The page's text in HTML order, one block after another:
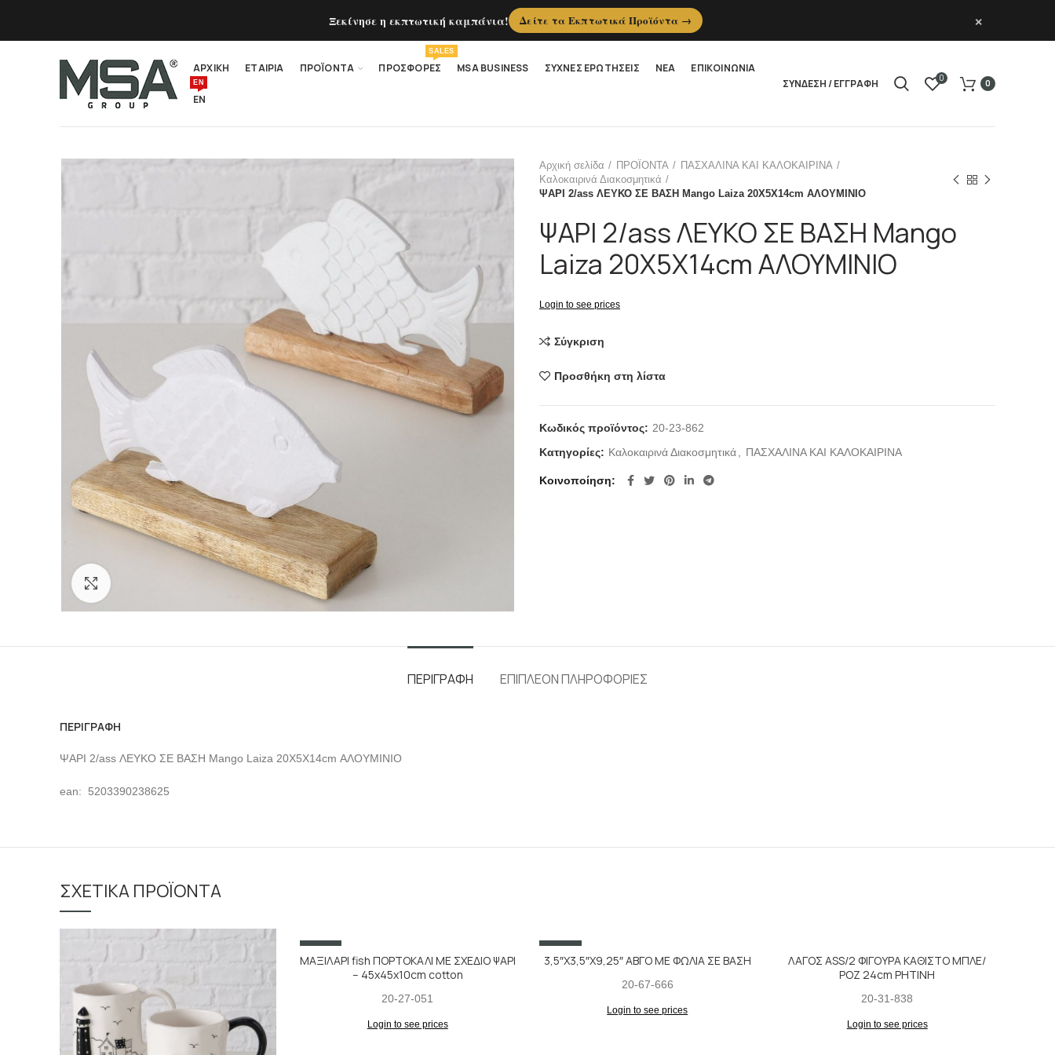
ΑΡΧΙΚΗ ΕΤΑΙΡΙΑ ΠΡΟΪΟΝΤΑ ΠΡΟΣΦΟΡΕΣ
SALES
MSA BUSINESS ΣΥΧΝΕΣ ΕΡΩΤΗΣΕΙΣ ΝΕΑ ΕΠΙΚΟΙΝΩΝΙΑ
EN
EN ΣΥΝΔΕΣΗ / ΕΓΓΡΑΦΗ 0
0
Αρχική σελίδα ΠΡΟΪΟΝΤΑ
ΠΑΣΧΑΛΙΝΑ ΚΑΙ ΚΑΛΟΚΑΙΡΙΝΑ
Καλοκαιρινά Διακοσμητικά
ΨΑΡΙ 2/ass ΛΕΥΚΟ ΣΕ ΒΑΣΗ Mango Laiza 20X5X14cm ΑΛΟΥΜΙΝΙΟ
ΨΑΡΙ 2/ass ΛΕΥΚΟ ΣΕ ΒΑΣΗ Mango
Laiza 20X5X14cm ΑΛΟΥΜΙΝΙΟ
Login to see prices
Σύγκριση
Προσθήκη στη λίστα
Κωδικός προϊόντος: 20-23-862
Κατηγορίες: Καλοκαιρινά Διακοσμητικά ΠΑΣΧΑΛΙΝΑ ΚΑΙ ΚΑΛΟΚΑΙΡΙΝΑ
Κοινοποίηση
ΠΕΡΙΓΡΑΦΉ ΕΠΙΠΛΈΟΝ ΠΛΗΡΟΦΟΡΊΕΣ
ΠΕΡΙΓΡΑΦΉ
ΨΑΡΙ 2/ass ΛΕΥΚΟ ΣΕ ΒΑΣΗ Mango Laiza 20X5X14cm ΑΛΟΥΜΙΝΙΟ
ean: 5203390238625
ΣΧΕΤΙΚΆ ΠΡΟΪΌΝΤΑ
ΜΑΞΙΛΑΡΙ fish ΠΟΡΤΟΚΑΛΙ ΜΕ ΣΧΕΔΙΟ ΨΑΡΙ
– 45x45x10cm cotton
20-27-051
Login to see prices
3,5″X3,5″X9,25″ ΑΒΓΟ ΜΕ ΦΩΛΙΑ ΣΕ ΒΑΣΗ
20-67-666
Login to see prices
ΛΑΓΟΣ ASS/2 ΦΙΓΟΥΡΑ ΚΑΘΙΣΤΟ ΜΠΛΕ/
ΡΟΖ 24cm ΡΗΤΙΝΗ
20-31-838
Login to see prices
Ξεκίνησε η εκπτωτική καμπάνια! Δείτε τα Εκπτωτικά Προϊόντα → ×